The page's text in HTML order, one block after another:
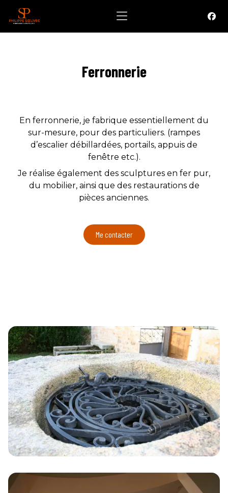
Ferronnerie
En ferronnerie, je fabrique essentiellement du
sur-mesure, pour des particuliers. (rampes
d’escalier débillardées, portails, appuis de
fenêtre etc.).
Je réalise également des sculptures en fer pur,
du mobilier, ainsi que des restaurations de
pièces anciennes.
Me contacter